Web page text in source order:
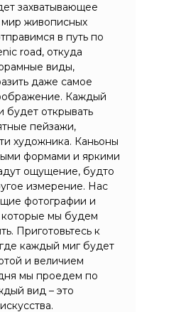
захватывающее
живописных
в путь по
road, откуда
виды,
даже самое
Каждый
будет открывать
пейзажи,
художника. Каньоны
формами и яркими
ощущение, будто
измерение. Нас
фотографии и
мы будем
Приготовьтесь к
каждый миг будет
и величием
мы проедем по
вид – это